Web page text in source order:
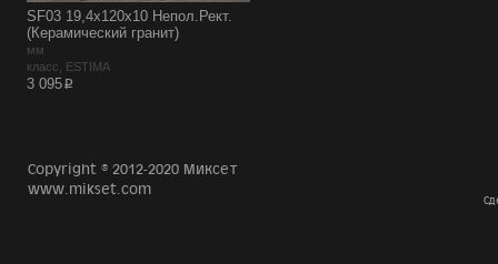
SF03 19,4х120х10 Непол.Рект.
(Керамический гранит)
мм
класс, ESTIMA
3 095p
Copyright © 2012-2020 Миксет
www.mikset.com